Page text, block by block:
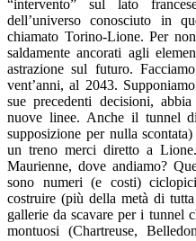
“intervento” sul lato
dell’universo conosciuto in
chiamato Torino-Lione. Per
saldamente ancorati agli
astrazione sul futuro.
vent’anni, al 2043.
sue precedenti decisioni,
nuove linee. Anche il tunnel
supposizione per nulla
un treno merci diretto a
Maurienne, dove andiamo?
sono numeri (e costi)
costruire (più della metà di
gallerie da scavare per i tunnel
montuosi (Chartreuse,